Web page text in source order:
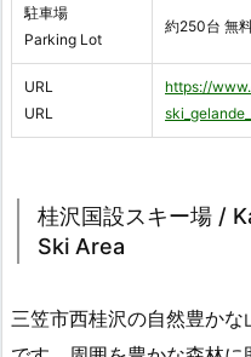
駐車場
Parking Lot
約250台 無
URL
URL
https://
桂沢国設スキー場 /
Ski Area
三笠市西桂沢の自然豊か